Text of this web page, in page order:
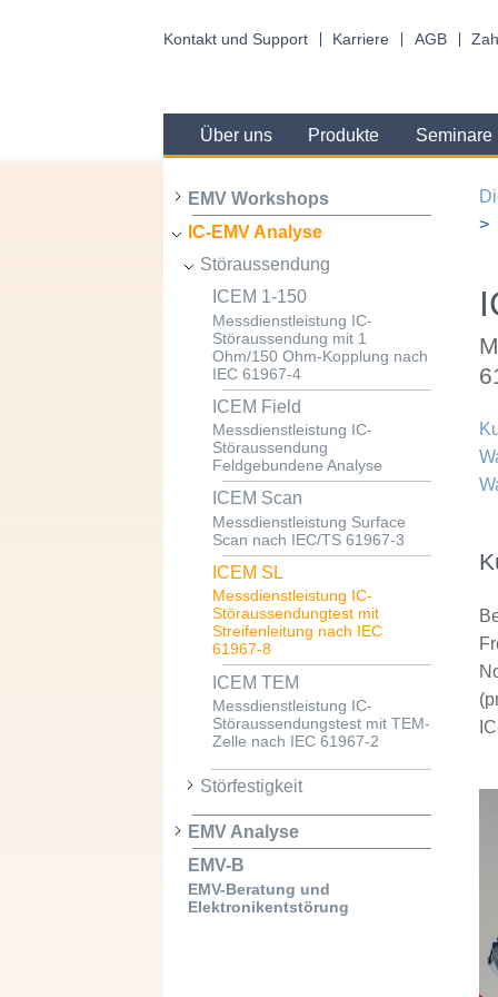
Kontakt und Support Karriere AGB
Über uns Produkte Seminare
EMV Workshops
IC-EMV Analyse
Störaussendung
ICEM 1-150
Messdienstleistung IC-
Störaussendung mit 1
Ohm/150 Ohm-Kopplung nach
IEC 61967-4
ICEM Field
Messdienstleistung IC-
Störaussendung
Feldgebundene Analyse
ICEM Scan
Messdienstleistung Surface
Scan nach IEC/TS 61967-3
ICEM SL
Messdienstleistung IC-
Störaussendungtest mit
Streifenleitung nach IEC
61967-8
ICEM TEM
Messdienstleistung IC-
Störaussendungstest mit TEM-
Zelle nach IEC 61967-2
Störfestigkeit
EMV Analyse
EMV-B
EMV-Beratung und
Elektronikentstörung